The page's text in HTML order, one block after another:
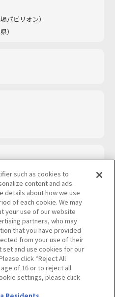
パビリオン）​
）
ディアポリシー
いに関する保護方針
著作権・商標について
such as cookies to
content and ads.
details about how we use
of each cookie. We may
your use of our website
partners, who may
that you have provided
from your use of their
and use cookies for our
click “Reject All
of 16 or to reject all
settings, please click